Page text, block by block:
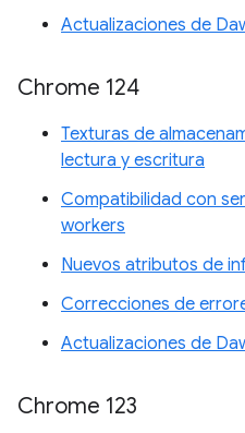
Actualizaciones de
Chrome 124
Texturas de
lectura y escritura
Compatibilidad con
workers
Nuevos atributos de
Correcciones de
Actualizaciones de
Chrome 123